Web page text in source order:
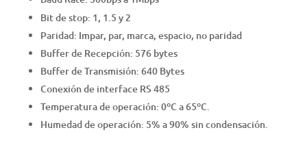
Bit de stop: 1, 1.5 y 2
Paridad: Impar, par, marca, espacio, no paridad
Buffer de Recepción: 576 bytes
Buffer de Transmisión: 640 Bytes
Conexión de interface RS 485
Temperatura de operación: 0ºC a 65ºC.
Humedad de operación: 5% a 90% sin condensación.